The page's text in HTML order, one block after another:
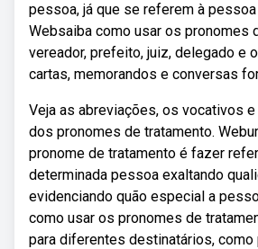
pessoa, já que se referem à
Websaiba como usar os pronomes
vereador, prefeito, juiz, delegado e
cartas, memorandos e conversas
Veja as abreviações, os vocativos
dos pronomes de tratamento.
pronome de tratamento é fazer
determinada pessoa exaltando
evidenciando quão especial a
como usar os pronomes de
para diferentes destinatários, como